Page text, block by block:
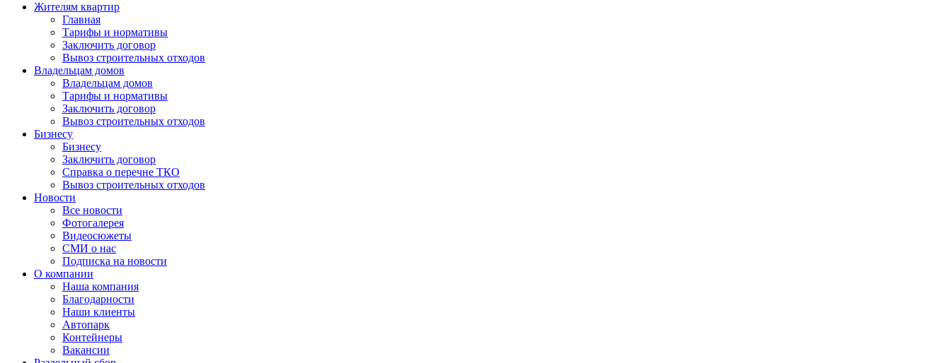
Жителям квартир
Главная
Тарифы и нормативы
Заключить договор
Вывоз строительных отходов
Владельцам домов
Владельцам домов
Тарифы и нормативы
Заключить договор
Вывоз строительных отходов
Бизнесу
Бизнесу
Заключить договор
Справка о перечне ТКО
Вывоз строительных отходов
Новости
Все новости
Фотогалерея
Видеосюжеты
СМИ о нас
Подписка на новости
О компании
Наша компания
Благодарности
Наши клиенты
Автопарк
Контейнеры
Вакансии